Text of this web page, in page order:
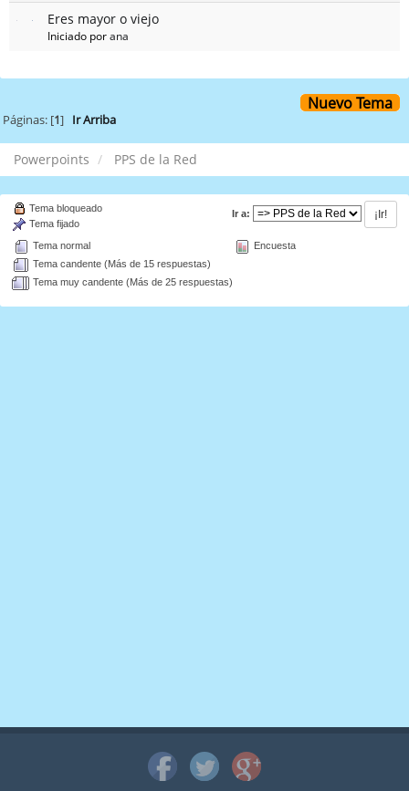
Eres mayor o viejo
Iniciado porana
Nuevo Tema
Páginas: [1] Ir Arriba
Powerpoints PPS de la Red
Ir a:
Tema normal
Tema candente (Más de 15 respuestas)
Tema muy candente (Más de 25 respuestas)
Tema bloqueado
Tema fijado
Encuesta